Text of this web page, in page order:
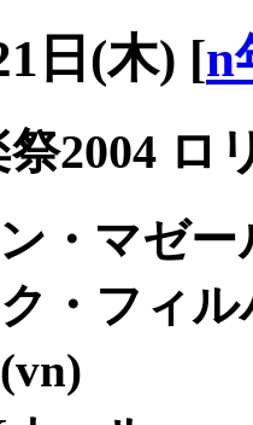
日(木) [n
2004 ロ
・マゼー
・フィ